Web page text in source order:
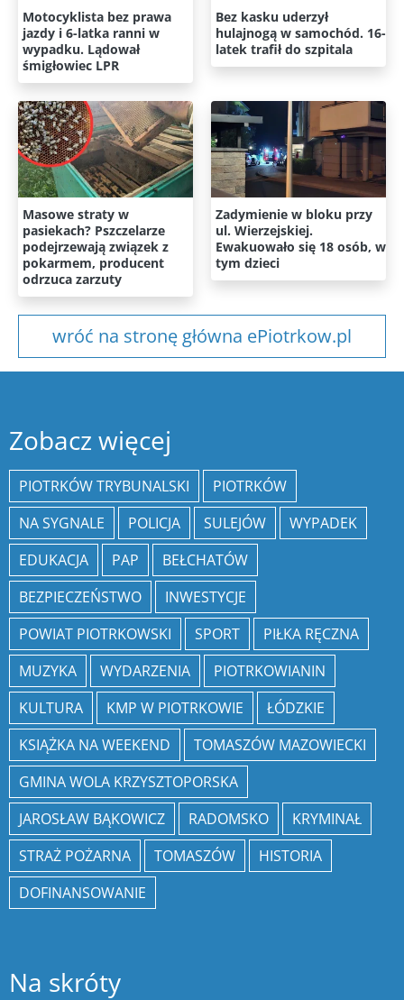
Motocyklista bez prawa
jazdy i 6-latka ranni w
wypadku. Lądował
śmigłowiec LPR
Bez kasku uderzył
hulajnogą w samochód. 16-
latek trafił do szpitala
Masowe straty w
pasiekach? Pszczelarze
podejrzewają związek z
pokarmem, producent
odrzuca zarzuty
Zadymienie w bloku przy
ul. Wierzejskiej.
Ewakuowało się 18 osób, w
tym dzieci
wróć na stronę główna ePiotrkow.pl
Zobacz więcej
PIOTRKÓW TRYBUNALSKI
PIOTRKÓW
NA SYGNALE
POLICJA SULEJÓW
WYPADEK
EDUKACJA
PAP
BEŁCHATÓW
BEZPIECZEŃSTWO
INWESTYCJE
POWIAT PIOTRKOWSKI
SPORT
PIŁKA RĘCZNA
MUZYKA
WYDARZENIA
PIOTRKOWIANIN
KULTURA
KMP W PIOTRKOWIE
ŁÓDZKIE
KSIĄŻKA NA WEEKEND
TOMASZÓW MAZOWIECKI
GMINA WOLA KRZYSZTOPORSKA
JAROSŁAW BĄKOWICZ
RADOMSKO
KRYMINAŁ
STRAŻ POŻARNA
TOMASZÓW
HISTORIA
DOFINANSOWANIE
Na skróty